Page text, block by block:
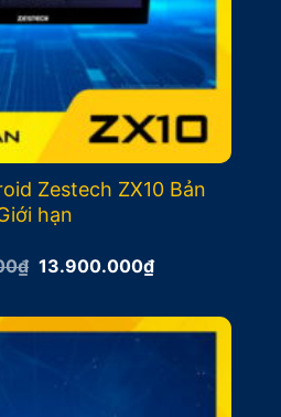
Zestech ZX10 Bản
hạn
₫ Giá
15.900.000₫.
13.900.000₫Giá
hiện
là:
13.900.000₫.